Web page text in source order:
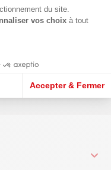
du site.
vos choix à tout
Accepter & Fermer
apprendre,
la création